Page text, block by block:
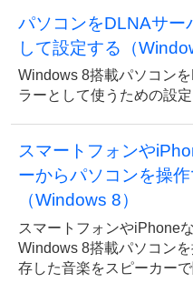
パソコンをDLNAサー
して設定する（
Windows 8搭載パソコン
ラーとして使うための設定
スマートフォンや
ーからパソコンを操
（Windows 8）
スマートフォンやiPhone
Windows 8搭載パソコン
存した音楽をスピーカー